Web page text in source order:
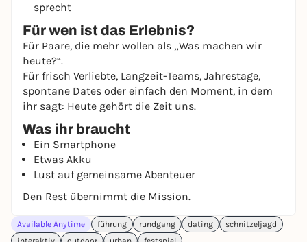
sprecht
Für wen ist das Erlebnis?
Für Paare, die mehr wollen als „Was machen wir
heute?“.
Für frisch Verliebte, Langzeit-Teams, Jahrestage,
spontane Dates oder einfach den Moment, in dem
ihr sagt: Heute gehört die Zeit uns.
Was ihr braucht
Ein Smartphone
Etwas Akku
Lust auf gemeinsame Abenteuer
Den Rest übernimmt die Mission.
Available Anytime führung rundgang dating
schnitzeljagd